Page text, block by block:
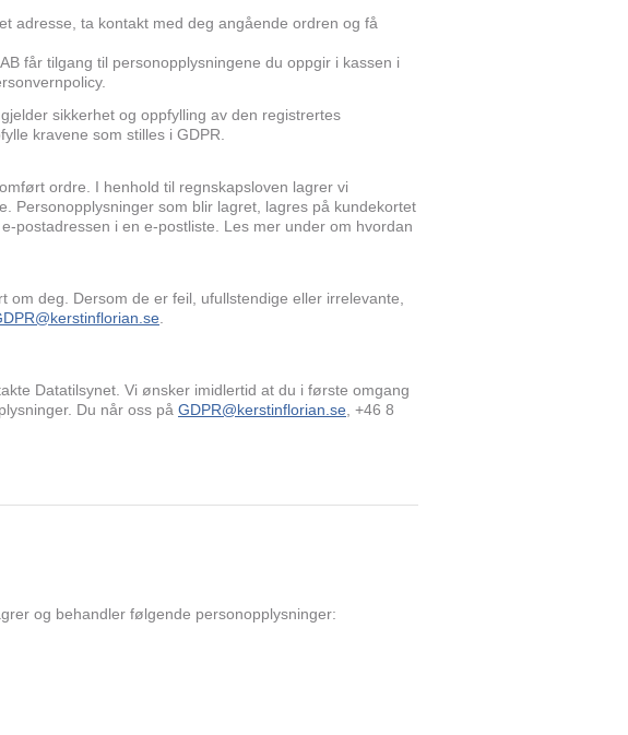
adresse, ta kontakt med deg angående ordren og få
får tilgang til personopplysningene du oppgir i kassen i
sikkerhet og oppfylling av den registrertes
kravene som stilles i GDPR.
ordre. I henhold til regnskapsloven lagrer vi
Personopplysninger som blir lagret, lagres på kundekortet
postadressen i en e-postliste. Les mer under om hvordan
deg. Dersom de er feil, ufullstendige eller irrelevante,
Datatilsynet. Vi ønsker imidlertid at du i første omgang
Du når oss på GDPR@kerstinflorian.se , +46 8
og behandler følgende personopplysninger: